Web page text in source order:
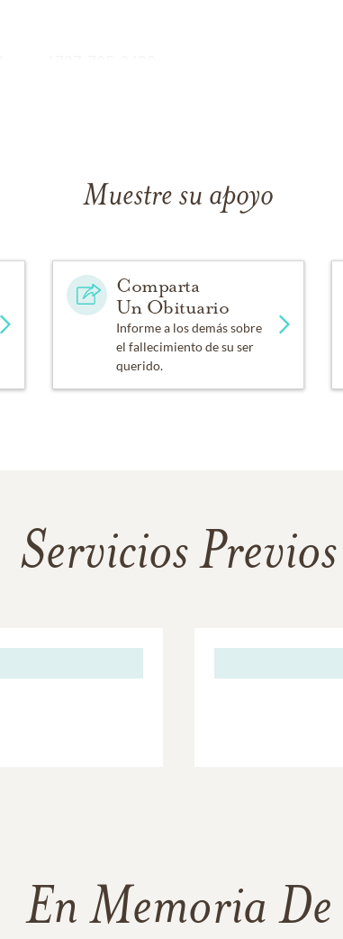
Muestre su apoyo
Comparta
Un Obituario
Informe a los demás sobre
el fallecimiento de su ser
querido.
Servicios Previos
En Memoria De